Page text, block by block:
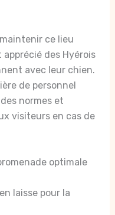
ce lieu
des Hyérois
avec leur chien.
de personnel
normes et
visiteurs en cas de
optimale
laisse pour la